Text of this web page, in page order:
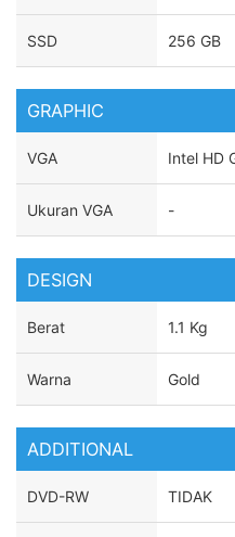
SSD 256 GB
GRAPHIC
VGA Intel HD
Ukuran VGA -
DESIGN
Berat 1.1 Kg
Warna Gold
ADDITIONAL
DVD-RW TIDAK